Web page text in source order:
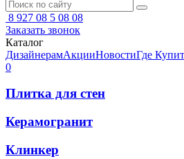
8 927 08 5 08 08
Заказать звонок
Каталог
ДизайнерамАкцииНовостиГде
0
Плитка для стен
Керамогранит
Клинкер